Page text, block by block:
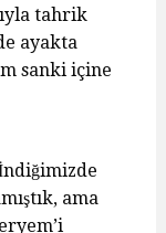
tahrik
ayakta
sanki içine
ama